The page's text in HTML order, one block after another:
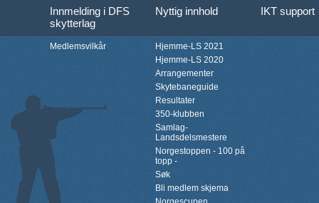
Innmelding i DFS
skytterlag
Nyttig innhold IKT support
Medlemsvilkår
Hjemme-LS 2021
Hjemme-LS 2020
Arrangementer
Skytebaneguide
Resultater
350-klubben
Samlag-
Landsdelsmestere
Norgestoppen - 100 på
topp -
Søk
Bli medlem skjema